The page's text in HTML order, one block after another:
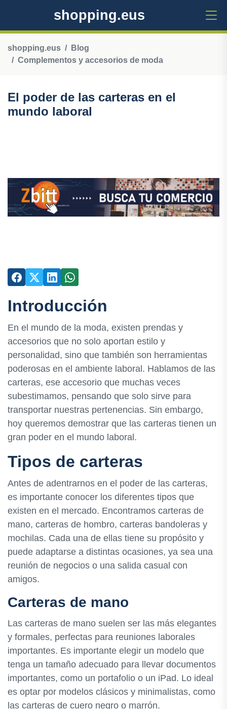
shopping.eus
shopping.eus
Blog
Complementos y accesorios de moda
El poder de las carteras en el
mundo laboral
Introducción
En el mundo de la moda, existen prendas y
accesorios que no solo aportan estilo y
personalidad, sino que también son herramientas
poderosas en el ambiente laboral. Hablamos de las
carteras, ese accesorio que muchas veces
subestimamos, pensando que solo sirve para
transportar nuestras pertenencias. Sin embargo,
hoy queremos demostrar que las carteras tienen un
gran poder en el mundo laboral.
Tipos de carteras
Antes de adentrarnos en el poder de las carteras,
es importante conocer los diferentes tipos que
existen en el mercado. Encontramos carteras de
mano, carteras de hombro, carteras bandoleras y
mochilas. Cada una de ellas tiene su propósito y
puede adaptarse a distintas ocasiones, ya sea una
reunión de negocios o una salida casual con
amigos.
Carteras de mano
Las carteras de mano suelen ser las más elegantes
y formales, perfectas para reuniones laborales
importantes. Es importante elegir un modelo que
tenga un tamaño adecuado para llevar documentos
importantes, como un portafolio o un iPad. Lo ideal
es optar por modelos clásicos y minimalistas, como
las carteras de cuero negro o marrón.